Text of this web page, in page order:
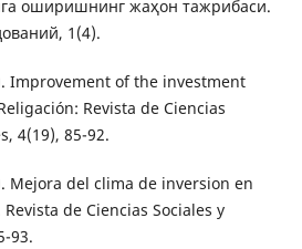
оширишнинг жаҳон тажрибаси.
1(4).
Improvement of the investment
Revista de Ciencias
4(19), 85-92.
Mejora del clima de inversion en
de Ciencias Sociales y
93.